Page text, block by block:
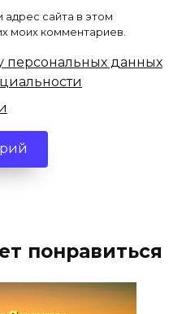
адрес сайта в этом
моих комментариев.
персональных данных
понравиться